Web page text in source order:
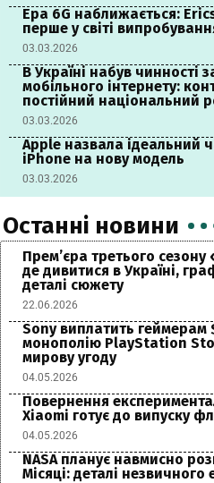
Ера 6G наближається:
перше у світі
03.03.2026
В Україні набув чинності
мобільного інтернету:
постійний національний
03.03.2026
Apple назвала ідеальний
iPhone на нову модель
03.03.2026
Останні новини
Прем’єра третього
де дивитися в Україні,
деталі сюжету
22.06.2026
Sony виплатить геймерам
монополію PlayStation
мирову угоду
04.05.2026
Повернення
Xiaomi готує до випуску
04.05.2026
NASA планує навмисно
Місяці: деталі